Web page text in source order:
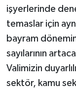
işyerlerinde
temaslar için
bayram
sayılarının
Valimizin
sektör, kamu